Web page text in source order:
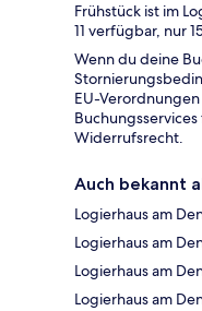
Frühstück ist im
11 verfügbar, nur
Wenn du deine
EU-
Widerrufsrecht.
Auch bekannt
Logierhaus am
Logierhaus am
Logierhaus am
Logierhaus am